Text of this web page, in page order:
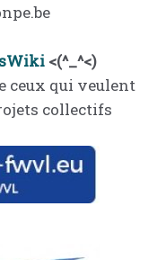
<(^_^<)
ceux qui veulent
collectifs